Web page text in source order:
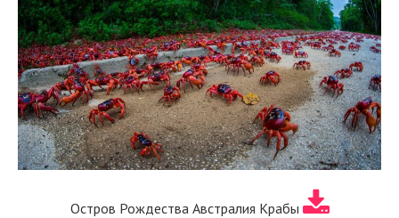
Остров Рождества Австралия Крабы